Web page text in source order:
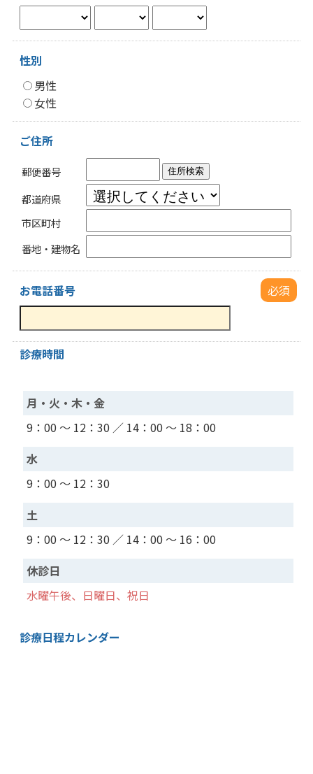
性別
男性
女性
ご住所
郵便番号 住所検索
都道府県
市区町村
番地・建物名
お電話番号 必須
診療時間
月・火・木・金
9：00 ～ 12：30 ／ 14：00 ～ 18：00
水
9：00 ～ 12：30
土
9：00 ～ 12：30 ／ 14：00 ～ 16：00
休診日
水曜午後、日曜日、祝日
診療日程カレンダー